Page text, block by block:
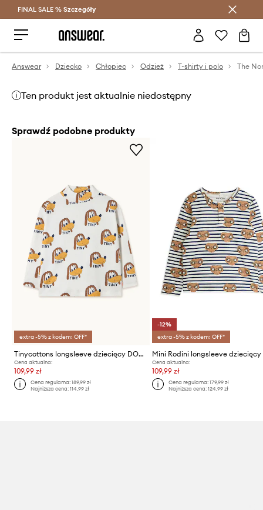
Oszczędzaj z Answear Club >
FINAL SALE % Szczegóły
Answear Dziecko Chłopiec Odzież T-shirty i polo
Ten produkt jest aktualnie niedostępny
Sprawdź podobne produkty
extra -5% z kodem: OFF*
Tinycottons longsleeve dziecięcy DOGS RIB MOCKNECK
Cena aktualna:
109,99 zł
Cena regularna:189,99 zł
Najniższa cena:114,99 zł
-12%
extra -5% z kodem: OFF*
Cena aktualna:
109,99 zł
Cena regularna: 179,99 zł
Najniższa cena: 124,99 zł